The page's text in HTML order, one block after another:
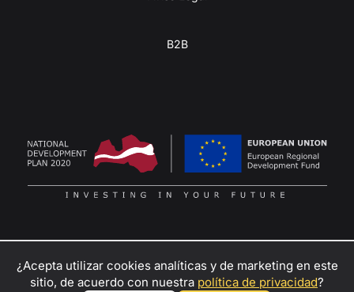
Convierte tu pasión por la aventura en ganancias:
B2B
¿Acepta utilizar cookies analíticas y de marketing en este
sitio, de acuerdo con nuestra política de privacidad?